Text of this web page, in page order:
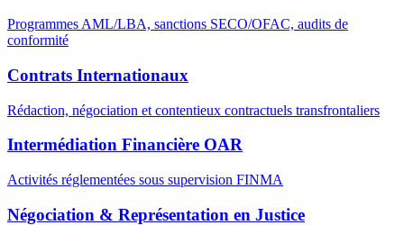
Programmes AML/LBA, sanctions SECO/OFAC, audits de
conformité
Contrats Internationaux
Rédaction, négociation et contentieux contractuels transfrontaliers
Intermédiation Financière OAR
Activités réglementées sous supervision FINMA
Négociation & Représentation en Justice